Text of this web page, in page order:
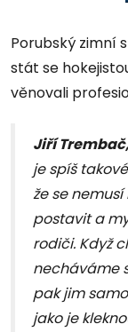
Porubský zimní
stát se
věnovali
Jiří
je spíš
že se
postavit a
rodiči. Když
necháváme
pak jim
jako je